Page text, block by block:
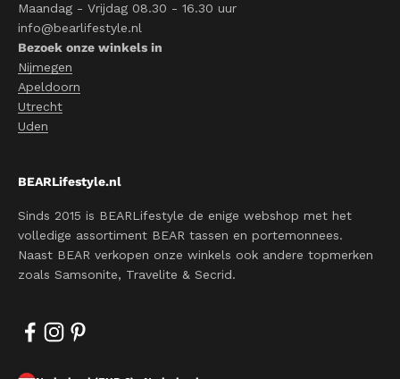
Maandag - Vrijdag 08.30 - 16.30 uur
info@bearlifestyle.nl
Bezoek onze winkels in
Nijmegen
Apeldoorn
Utrecht
Uden
BEARLifestyle.nl
Sinds 2015 is BEARLifestyle de enige webshop met het
volledige assortiment BEAR tassen en portemonnees.
Naast BEAR verkopen onze winkels ook andere topmerken
zoals Samsonite, Travelite & Secrid.